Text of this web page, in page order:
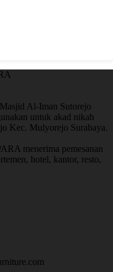
Al-Iman Sutorejo
untuk akad nikah
Kec. Mulyorejo Surabaya.
menerima pemesanan
hotel, kantor, resto,